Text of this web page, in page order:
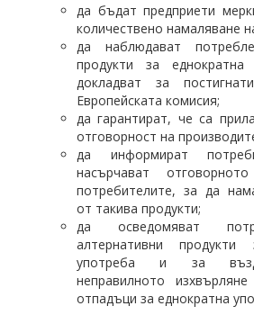
да бъдат предприети
количествено намаляване
да наблюдават
продукти за
докладват за
Европейската комисия;
да гарантират, че са
отговорност на
да информират
насърчават
потребителите, за да
от такива продукти;
да осведомяват
алтернативни продукти
употреба и за
неправилното
отпадъци за еднократна